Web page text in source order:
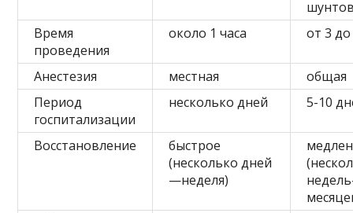
Время
проведения
около 1 часа от 3
Анестезия местная
общая
Период
госпитализации
несколько дней 5-10
Восстановление
быстрое
(несколько дней
—неделя)